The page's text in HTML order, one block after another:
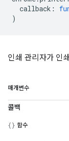
callback :
)
인쇄 관리자가 인
매개변수
콜백
함수